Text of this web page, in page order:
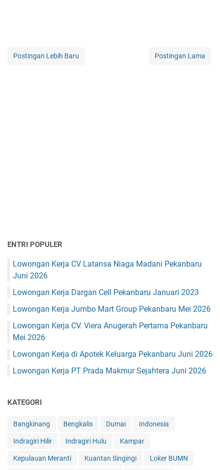
Postingan Lebih Baru Postingan Lama
ENTRI POPULER
Lowongan Kerja CV Latansa Niaga Madani Pekanbaru
Juni 2026
Lowongan Kerja Dargan Cell Pekanbaru Januari 2023
Lowongan Kerja Jumbo Mart Group Pekanbaru Mei 2026
Lowongan Kerja CV. Viera Anugerah Pertama Pekanbaru
Mei 2026
Lowongan Kerja di Apotek Keluarga Pekanbaru Juni 2026
Lowongan Kerja PT Prada Makmur Sejahtera Juni 2026
KATEGORI
Bangkinang Bengkalis Dumai Indonesia
Indragiri Hilir Indragiri Hulu Kampar
Kepulauan Meranti Kuantan Singingi Loker BUMN